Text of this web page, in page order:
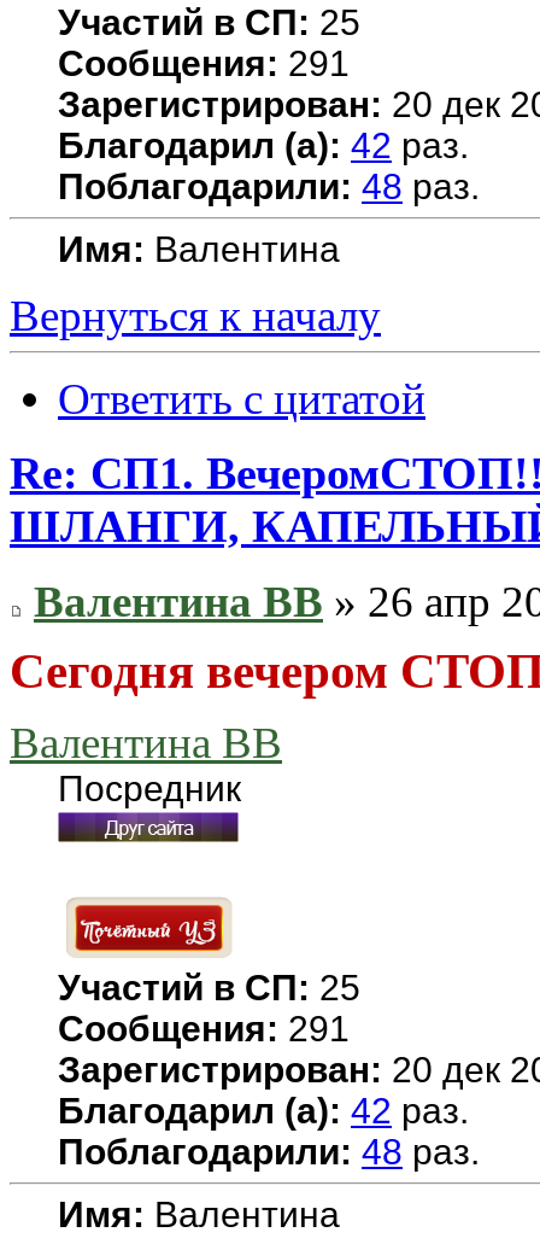
Участий в СП: 25
Сообщения: 291
Зарегистрирован: 20 дек
Благодарил (а): 42 раз.
Поблагодарили: 48 раз.
Имя: Валентина
Вернуться к началу
Ответить с цитатой
Re: СП1.
ШЛАНГИ,
Валентина ВВ » 26 апр
Сегодня вечером
Валентина ВВ
Посредник
Участий в СП: 25
Сообщения: 291
Зарегистрирован: 20 дек
Благодарил (а): 42 раз.
Поблагодарили: 48 раз.
Имя: Валентина